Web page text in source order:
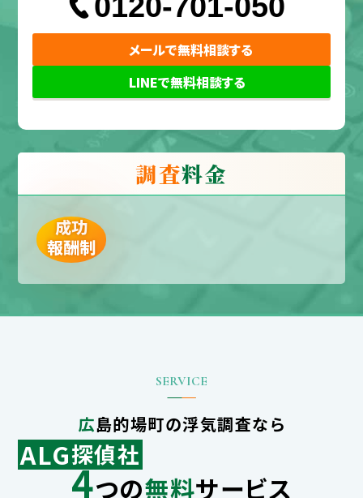
メールで無料相談する
LINEで無料相談する
調査料金
成功
報酬制
広島的場町の浮気調査なら
ALG探偵社
4つの無料サービス